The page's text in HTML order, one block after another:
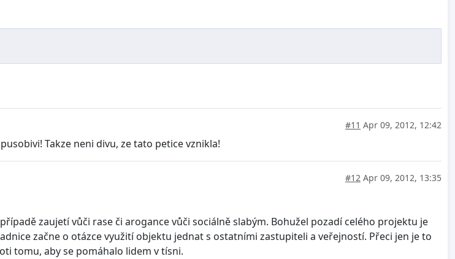
#11 Apr 09, 2012, 12:42
Takze neni divu, ze tato petice vznikla!
#12 Apr 09, 2012, 13:35
zaujetí vůči rase či arogance vůči sociálně slabým. Bohužel pozadí celého projektu je
začne o otázce využití objektu jednat s ostatními zastupiteli a veřejností. Přeci jen je to
tomu, aby se pomáhalo lidem v tísni.